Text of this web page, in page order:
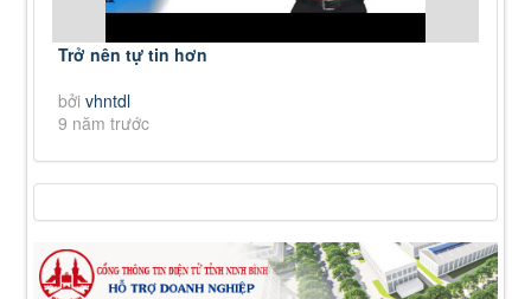
Trở nên tự tin hơn
bởivhntdl
9 năm trước